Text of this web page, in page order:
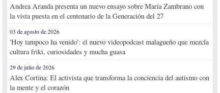
Andrea Aranda presenta un nuevo ensayo sobre María Zambrano con
la vista puesta en el centenario de la Generación del 27
03 de agosto de 2026
'Hoy tampoco ha venido': el nuevo videopodcast malagueño que mezcla
cultura friki, curiosidades y mucha guasa
29 de julio de 2026
Alex Cortina: El activista que transforma la conciencia del autismo con
la mente y el corazón